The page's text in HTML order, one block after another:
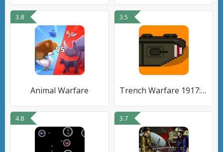
3.8
Animal Warfare
3.5
Trench Warfare 1917: WW1 RTS
4.8 3.7